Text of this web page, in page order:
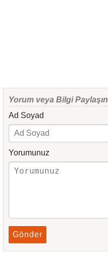
Yorum veya Bilgi Paylaşın
Ad Soyad
Yorumunuz
Gönder